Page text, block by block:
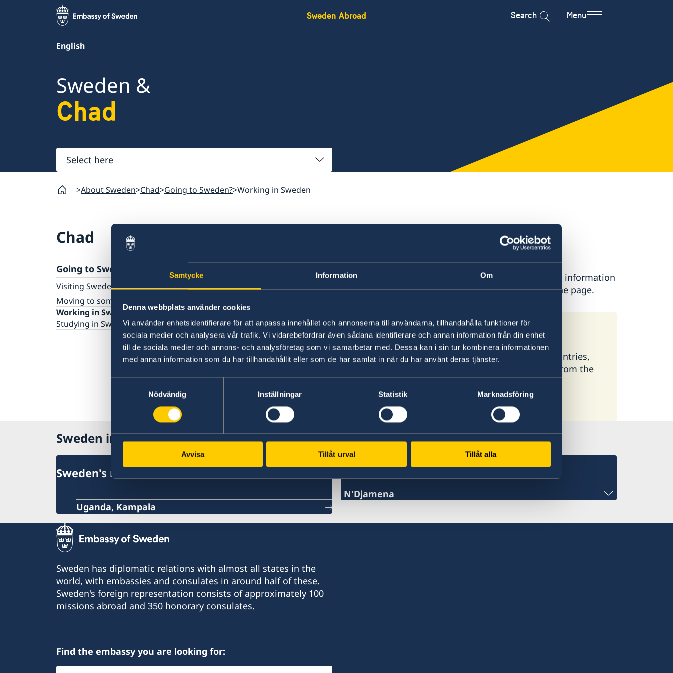
Samtycke Information Om
Denna webbplats använder cookies
Vi använder enhetsidentifierare för att anpassa innehållet och annonserna till användarna, tillhandahålla funktioner för
sociala medier och analysera vår trafik. Vi vidarebefordrar även sådana identifierare och annan information från din enhet
till de sociala medier och annons- och analysföretag som vi samarbetar med. Dessa kan i sin tur kombinera informationen
med annan information som du har tillhandahållit eller som de har samlat in när du har använt deras tjänster.
Nödvändig
Inställningar Statistik Marknadsföring
Avvisa Tillåt urval Tillåt alla
Sweden Abroad Search Menu
English
Sweden &
Chad
Select
here
About Sweden Chad Going to Sweden? Working in Sweden
Chad
Going to Sweden?
Visiting Sweden
Apply for a Visa
Moving to someone in Sweden
Working in Sweden
Studying in Sweden
No local information is currently available. Please contact the Embassy for information
on any local conditions. A link to the Embassy is found at the bottom of the page.
Basic information about: Working in Sweden
Basic information applicable to all countries is available here. In some countries,
additional conditions also apply – for more information, select a country from the
'Select Country Here' drop-down list.
Read more
Sweden in Chad
Sweden's mission
Uganda, Kampala
Swedish consulates
N'Djamena
Sweden has diplomatic relations with almost all states in the
world, with embassies and consulates in around half of these.
Sweden's foreign representation consists of approximately 100
missions abroad and 350 honorary consulates.
Find the embassy you are looking for: